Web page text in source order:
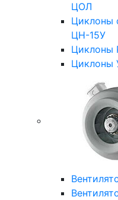
ЦОЛ
Циклоны
ЦН-15У
Циклоны
Циклоны